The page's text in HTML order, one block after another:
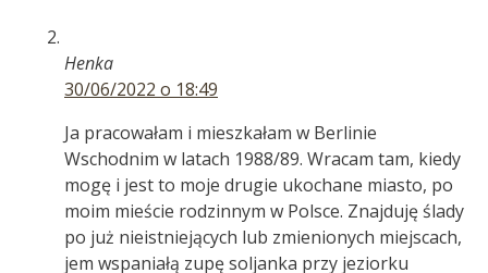
Henka
30/06/2022 o 18:49
Ja pracowałam i mieszkałam w Berlinie
Wschodnim w latach 1988/89. Wracam tam, kiedy
mogę i jest to moje drugie ukochane miasto, po
moim mieście rodzinnym w Polsce. Znajduję ślady
po już nieistniejących lub zmienionych miejscach,
jem wspaniałą zupę soljanka przy jeziorku